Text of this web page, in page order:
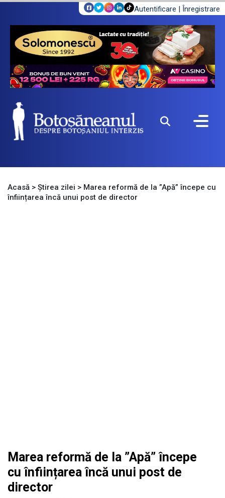
Autentificare | Înregistrare
Acasă > Știrea zilei > Marea reformă de la ”Apă” începe cu
înființarea încă unui post de director
Marea reformă de la ”Apă” începe
cu înființarea încă unui post de
director